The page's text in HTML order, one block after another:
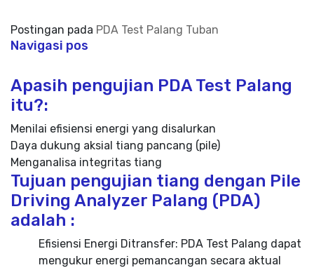
Postingan pada PDA Test Palang Tuban
Navigasi pos
Apasih pengujian PDA Test Palang
itu?:
Menilai efisiensi energi yang disalurkan
Daya dukung aksial tiang pancang (pile)
Menganalisa integritas tiang
Tujuan pengujian tiang dengan Pile
Driving Analyzer Palang (PDA)
adalah :
Efisiensi Energi Ditransfer: PDA Test Palang dapat
mengukur energi pemancangan secara aktual